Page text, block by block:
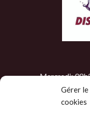
Gérer le
cookies
Mercredi:
Jeudi:
Vendredi: